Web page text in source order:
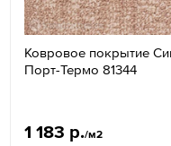
Ковровое покрытие
Порт-Термо 81344
1 183 р./м2